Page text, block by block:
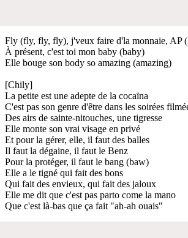
Fly (fly, fly, fly), j'veux faire d'la monnaie, AP
À présent, c'est toi mon baby (baby)
Elle bouge son body so amazing (amazing)
[Chily]
La petite est une adepte de la cocaïna
C'est pas son genre d'être dans les soirées
Des airs de sainte-nitouches, une tigresse
Elle monte son vrai visage en privé
Et pour la gérer, elle, il faut des balles
Il faut la dégaine, il faut le Benz
Pour la protéger, il faut le bang (baw)
Elle a le tigné qui fait des bons
Qui fait des envieux, qui fait des jaloux
Elle me dit que c'est pas parto come la mano
Que c'est là-bas que ça fait "ah-ah ouais"